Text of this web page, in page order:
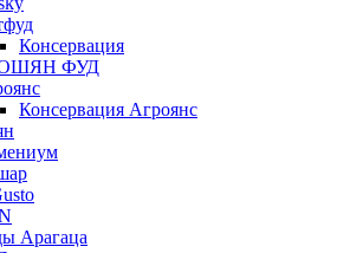
Консервация
ФУД
Консервация Агроянс
Арагаца